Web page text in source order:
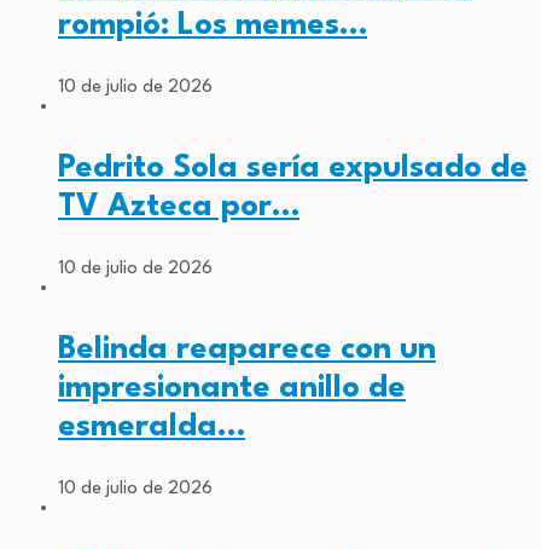
rompió: Los memes…
10 de julio de 2026
Pedrito Sola sería expulsado de
TV Azteca por…
10 de julio de 2026
Belinda reaparece con un
impresionante anillo de
esmeralda…
10 de julio de 2026